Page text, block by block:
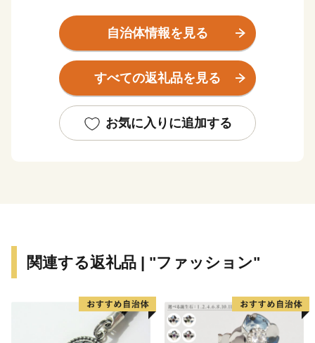
地として多彩な伝統行事や文化を現代に引き継ぐ一方
で、同志社大学・同志社女子大学や多種多様な企業な
ど、最先端の科学技術を誇る関西文化学術研究都市の一
翼を担うまちとして発展し、新旧の文化や知的財産が融
速道路の全線開通によって、高速道路網の結節点となる
本市は、北陸新幹線の新駅設置など、未来に向け大きな
自治体情報を見る
すべての返礼品を見る
お気に入りに追加する
関連する返礼品 | "ファッション"